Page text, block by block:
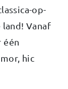
op-
Vanaf
één
hic